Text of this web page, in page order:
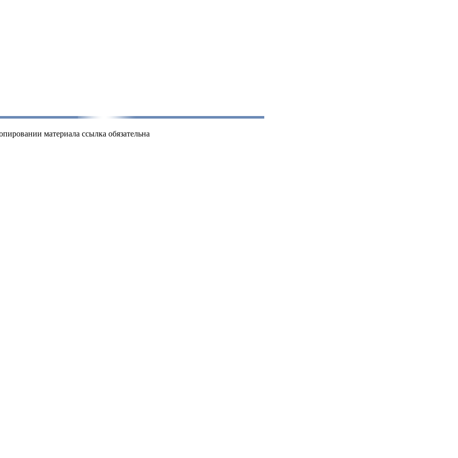
материала ссылка обязательна